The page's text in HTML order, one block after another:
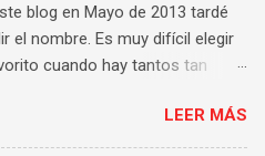
blog en Mayo de 2013 tardé
el nombre. Es muy difícil elegir
cuando hay tantos tan
Tiene una técnica perfecta, un
y consigue que en cada una de
LEER MÁS